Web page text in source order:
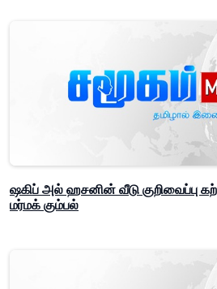
ஷகிப் அல் ஹசனின் வீடு குறிவைப்பு
மர்மக் கும்பல்